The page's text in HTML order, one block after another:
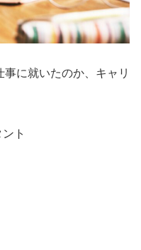
に就いたのか、キャリ
ト